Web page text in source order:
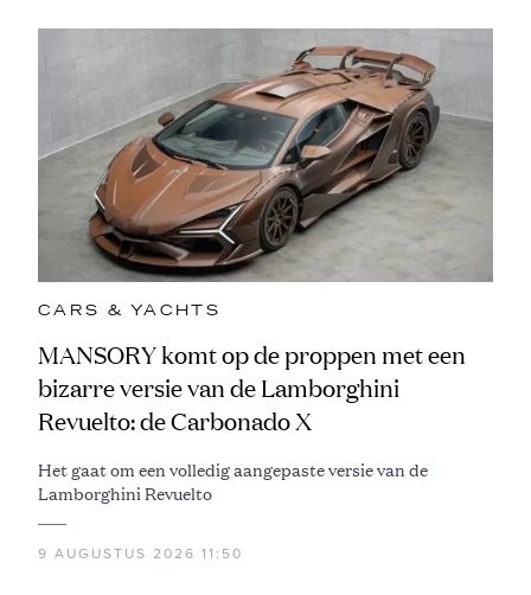
CARS & YACHTS
MANSORY komt op de proppen met een
bizarre versie van de Lamborghini
Revuelto: de Carbonado X
Het gaat om een volledig aangepaste versie van de
Lamborghini Revuelto
9 AUGUSTUS 2026 11:50